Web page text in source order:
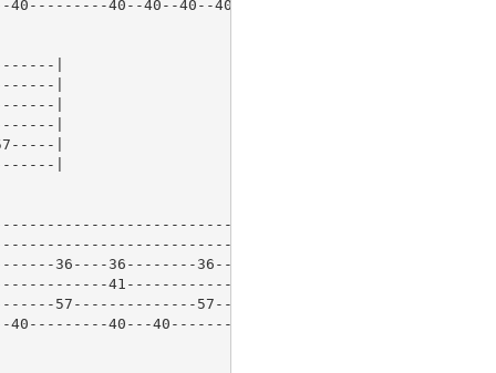
40--40--40--40--------|
|
|
|
|
|
|
|
|
36----36--------36----|
41--------------|
57--------------57----|
40---------40---40---------|